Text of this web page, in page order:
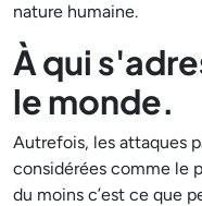
nature humaine.
À qui
le monde.
Autrefois, les attaques
considérées comme le
du moins c’est ce que